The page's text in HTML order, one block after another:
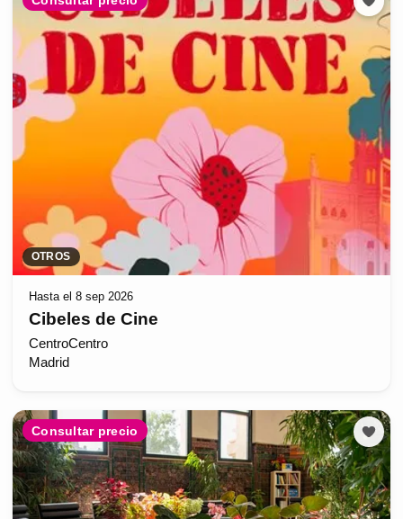
OTROS
Hasta el 8 sep 2026
Cibeles de Cine
CentroCentro
Madrid
Consultar precio